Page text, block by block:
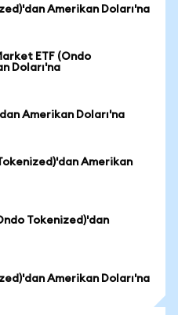
Amerikan Doları'na
ETF (Ondo
Doları'na
Amerikan Doları'na
Amerikan
Tokenized)'dan
Amerikan Doları'na